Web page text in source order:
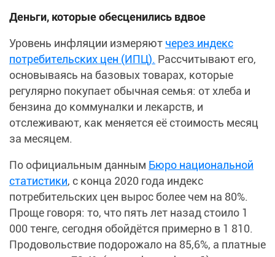
Деньги, которые обесценились вдвое
Уровень инфляции измеряют через индекс
потребительских цен (ИПЦ). Рассчитывают его,
основываясь на базовых товарах, которые
регулярно покупает обычная семья: от хлеба и
бензина до коммуналки и лекарств, и
отслеживают, как меняется её стоимость месяц
за месяцем.
По официальным данным Бюро национальной
статистики, с конца 2020 года индекс
потребительских цен вырос более чем на 80%.
Проще говоря: то, что пять лет назад стоило 1
000 тенге, сегодня обойдётся примерно в 1 810.
Продовольствие подорожало на 85,6%, а платные